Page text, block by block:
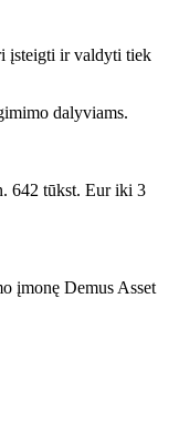
įsteigti ir valdyti tiek
dalyviams.
642 tūkst. Eur iki 3
įmonę Demus Asset